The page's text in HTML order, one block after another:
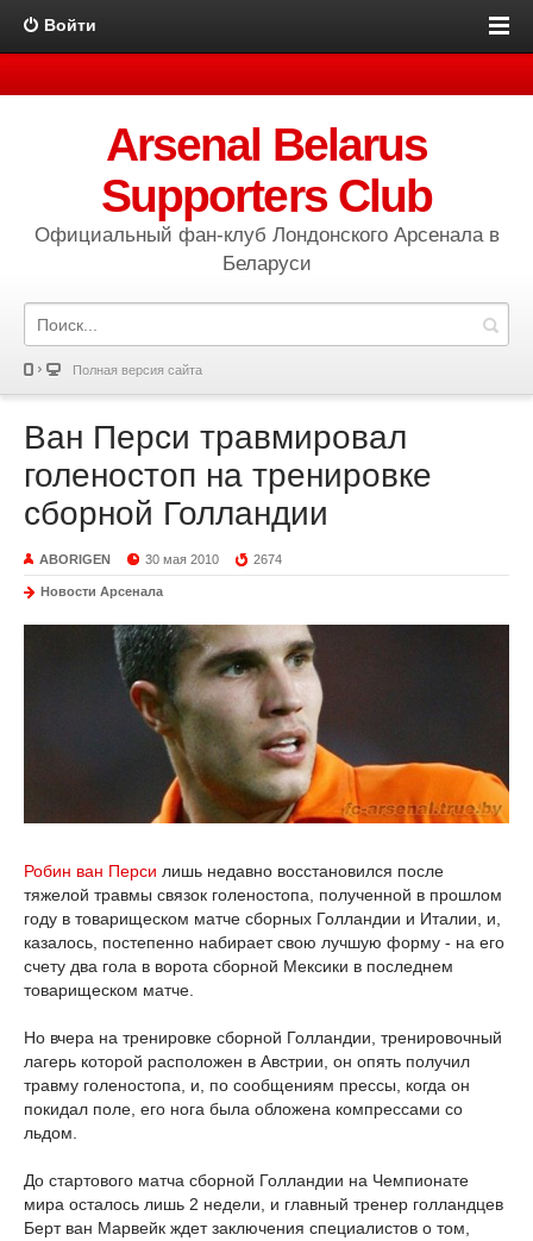
Войти
Arsenal Belarus
Supporters Club
Официальный фан-клуб Лондонского Арсенала в
Беларуси
Полная версия сайта
Ван Перси травмировал
голеностоп на тренировке
сборной Голландии
ABORIGEN 30 мая 2010 2674
Новости Арсенала
Робин ван Перси лишь недавно восстановился после
тяжелой травмы связок голеностопа, полученной в прошлом
году в товарищеском матче сборных Голландии и Италии, и,
казалось, постепенно набирает свою лучшую форму - на его
счету два гола в ворота сборной Мексики в последнем
товарищеском матче.
Но вчера на тренировке сборной Голландии, тренировочный
лагерь которой расположен в Австрии, он опять получил
травму голеностопа, и, по сообщениям прессы, когда он
покидал поле, его нога была обложена компрессами со
льдом.
До стартового матча сборной Голландии на Чемпионате
мира осталось лишь 2 недели, и главный тренер голландцев
Берт ван Марвейк ждет заключения специалистов о том,